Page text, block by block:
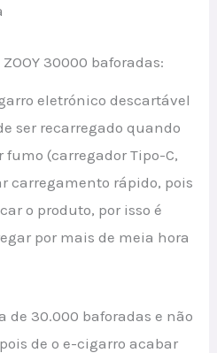
30000 baforadas:
eletrónico descartável
ser recarregado quando
(carregador Tipo-C,
carregamento rápido, pois
o produto, por isso é
por mais de meia hora
de 30.000 baforadas e não
de o e-cigarro acabar